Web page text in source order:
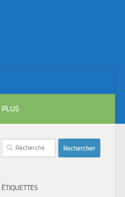
PLUS
Rechercher :
ÉTIQUETTES